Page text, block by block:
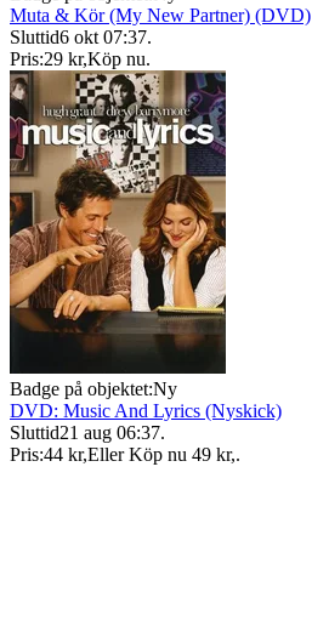
Muta & Kör (My New Partner) (DVD)
Sluttid6 okt 07:37.
Pris:29 kr,Köp nu.
Badge på objektet:Ny
DVD: Music And Lyrics (Nyskick)
Sluttid21 aug 06:37.
Pris:44 kr,Eller Köp nu 49 kr,.